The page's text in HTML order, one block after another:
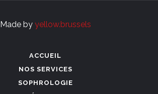
Made by yellow.brussels
ACCUEIL
NOS SERVICES
SOPHROLOGIE